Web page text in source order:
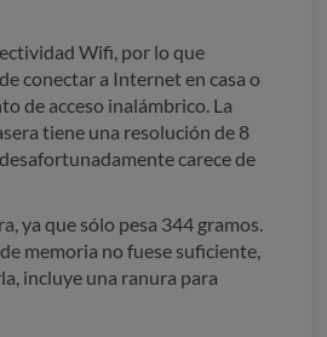
Wifi, por lo que
conectar a Internet en casa o
de acceso inalámbrico. La
tiene una resolución de 8
carece de
ya que sólo pesa 344 gramos.
memoria no fuese suficiente,
incluye una ranura para